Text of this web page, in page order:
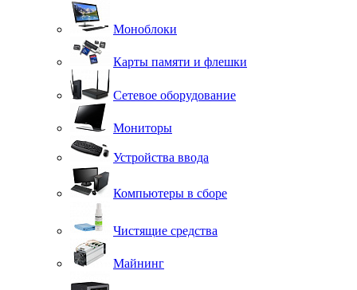
Моноблоки
Карты памяти и флешки
Сетевое оборудование
Мониторы
Устройства ввода
Компьютеры в сборе
Чистящие средства
Майнинг